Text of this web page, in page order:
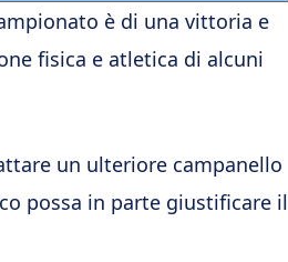
è di una vittoria e
fisica e atletica di alcuni
un ulteriore campanello
possa in parte giustificare il